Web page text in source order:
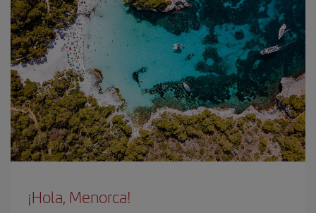
¡Hola, Menorca!